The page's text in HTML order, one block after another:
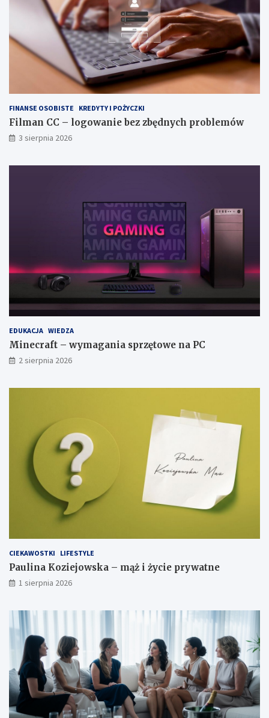
FINANSE OSOBISTE KREDYTY I POŻYCZKI
Filman CC – logowanie bez zbędnych problemów
3 sierpnia 2026
EDUKACJA WIEDZA
Minecraft – wymagania sprzętowe na PC
2 sierpnia 2026
CIEKAWOSTKI LIFESTYLE
Paulina Koziejowska – mąż i życie prywatne
1 sierpnia 2026